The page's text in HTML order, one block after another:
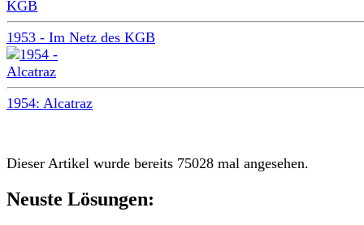
1953 - Im Netz des KGB
1954: Alcatraz
Dieser Artikel wurde bereits 75028 mal angesehen.
Neuste Lösungen: